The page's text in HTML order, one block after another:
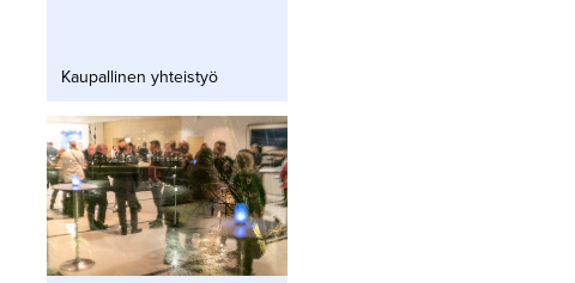
Kaupallinen yhteistyö